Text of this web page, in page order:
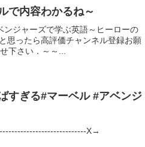
で内容わかるね～
ジャーズで学ぶ英語～ヒーローの
思ったら高評価チャンネル登録お願
下さい．～～...
すぎる#マーベル #アベンジ
X→